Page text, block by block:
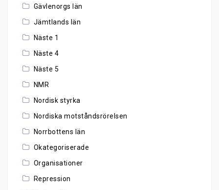
Gävlenorgs län
Jämtlands län
Näste 1
Näste 4
Näste 5
NMR
Nordisk styrka
Nordiska motståndsrörelsen
Norrbottens län
Okategoriserade
Organisationer
Repression